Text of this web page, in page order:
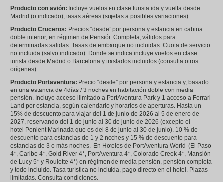
Producto con avión: Incluye vuelos en clase turista ida y vuelta desde
Madrid (o indicado), tasas aéreas (sujetas a posibles variaciones).
Producto Cruceros: Precios “desde” por persona y estancia en cabina
doble interior, en régimen de Pensión Completa, válidos para
determinadas salidas. Tasas de embarque no incluidas. Cuota de servicio
no incluida (salvo indicado). Donde se indica incluye vuelos en clase
turista desde Madrid o Barcelona y traslados incluidos (consulta otros
orígenes).
Producto Portaventura: Precio “desde” por persona y estancia y, basado
en una estancia de 4días / 3 noches en habitación doble con media
pensión. Incluye acceso ilimitado a PortAventura Park y 1 acceso a Ferrari
Land por estancia, según calendario y horarios de aperturas. Hasta un
15% de descuento para viajar del 1 de junio de 2026 al 5 de enero de
2027, reservando del 1 de junio al 30 de junio de 2026 (excepto el
hotel Ponient Marinada que es del 8 de junio al 30 de junio). 10 % de
descuento para estancias de 1 y 2 noches y 15 % de descuento para
estancias de 3 o más noches. En Hoteles de PortAventura World (El Paso
4*, Caribe 4*, Gold River 4*, PortAventura 4*, Colorado Creek 4*, Mansión
de Lucy 5* y Roulette 4*) en régimen de media pensión, pensión completa
y todo incluido. Tasa turística no incluida, pago directo en el hotel. Plazas
limitadas. Consulta condiciones.